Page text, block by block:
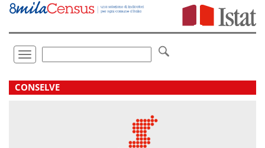
Vai
direttamente
Toggle
navigation
.
CONSELVE